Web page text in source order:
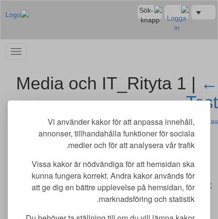
Vi använder kakor för att anpassa innehåll,
annonser, tillhandahålla funktioner för sociala
medier och för att analysera vår trafik.
Vissa kakor är nödvändiga för att hemsidan ska
kunna fungera korrekt. Andra kakor används för
att ge dig en bättre upplevelse på hemsidan, för
marknadsföring och statistik.
Media och IT_Rityta 1 | ←
Test
Gabriela Mas
|سپتامبر 27, 2022
Merit utbildning AB | Adlerfelts väg 2 C | 213 65 Malmö | merit@meritutbildning.com
Copyright © Merit utbildning AB 2026 | www.meritutbildning.com